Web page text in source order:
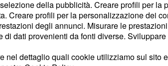
Madrid a giugno 2023 e valutato circa
potrebbe trasferirsi
della pubblicità. Creare profili per
Creare profili per la personalizzazione dei
degli annunci. Misurare le
di dati provenienti da fonti diverse.
nel dettaglio quali cookie utilizziamo sul sito